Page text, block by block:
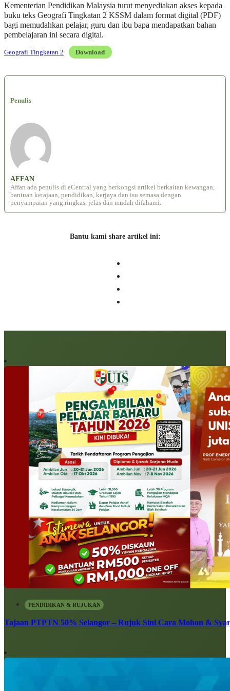
Kementerian Pendidikan Malaysia turut menyediakan akses kepada
buku teks Geografi Tingkatan 2 KSSM dalam format digital (PDF)
bagi memudahkan pelajar, guru dan ibu bapa mendapatkan bahan
pembelajaran ini secara digital.
Geografi Tingkatan 2 Download
Penulis
AFFAN
Affan ada penulis di eCentral yang berkongsi artikel berkaitan kewangan,
bantuan kerajaan, pendidikan, kerjaya dan isu semasa dengan
penyampaian yang ringkas, jelas dan mudah difahami.
Bantu kami share artikel ini:
PENDIDIKAN & RUJUKAN
Tajaan PTPTN 50% Selangor – Rujuk Sini Cara Mohon &